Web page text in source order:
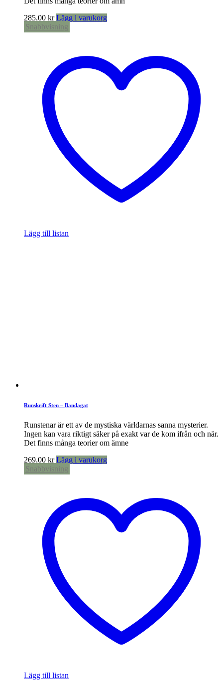
285,00 kr Lägg i varukorg
Snabbvisning
Lägg till listan
Runskrift Sten – Bandagat
Runstenar är ett av de mystiska världarnas sanna mysterier.
Ingen kan vara riktigt säker på exakt var de kom ifrån och när.
Det finns många teorier om ämne
269,00 kr Lägg i varukorg
Snabbvisning
Lägg till listan